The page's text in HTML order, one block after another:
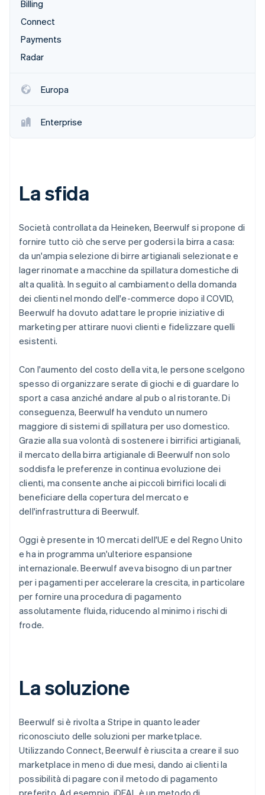
Scopri cosa ti aspetta
Radar
Prevenzione delle frodi
Atlas
Climate
Rimozione del carbonio
Verifica online dell'identità
Stripe Sessions 2026
Scopri come Stripe sta costruendo l'infrastruttura
Billing
Connect
Payments
Radar
Europa
Enterprise
La sfida
Società controllata da Heineken, Beerwulf si propone di
fornire tutto ciò che serve per godersi la birra a casa:
da un'ampia selezione di birre artigianali selezionate e
lager rinomate a macchine da spillatura domestiche di
alta qualità. In seguito al cambiamento della domanda
dei clienti nel mondo dell'e-commerce dopo il COVID,
Beerwulf ha dovuto adattare le proprie iniziative di
marketing per attirare nuovi clienti e fidelizzare quelli
esistenti.
Con l'aumento del costo della vita, le persone scelgono
spesso di organizzare serate di giochi e di guardare lo
sport a casa anziché andare al pub o al ristorante. Di
conseguenza, Beerwulf ha venduto un numero
maggiore di sistemi di spillatura per uso domestico.
Grazie alla sua volontà di sostenere i birrifici artigianali,
il mercato della birra artigianale di Beerwulf non solo
soddisfa le preferenze in continua evoluzione dei
clienti, ma consente anche ai piccoli birrifici locali di
beneficiare della copertura del mercato e
dell'infrastruttura di Beerwulf.
Oggi è presente in 10 mercati dell'UE e del Regno Unito
e ha in programma un'ulteriore espansione
internazionale. Beerwulf aveva bisogno di un partner
per i pagamenti per accelerare la crescita, in particolare
per fornire una procedura di pagamento
assolutamente fluida, riducendo al minimo i rischi di
frode.
La soluzione
Beerwulf si è rivolta a Stripe in quanto leader
riconosciuto delle soluzioni per marketplace.
Utilizzando Connect, Beerwulf è riuscita a creare il suo
marketplace in meno di due mesi, dando ai clienti la
possibilità di pagare con il metodo di pagamento
preferito. Ad esempio, iDEAL è un metodo di